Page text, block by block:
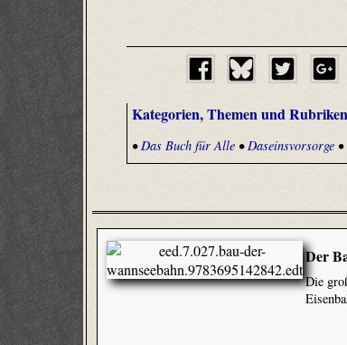
Kategorien, Themen und Rubriken
•Das Buch für Alle •Daseinsvorsorge •
Der
Die